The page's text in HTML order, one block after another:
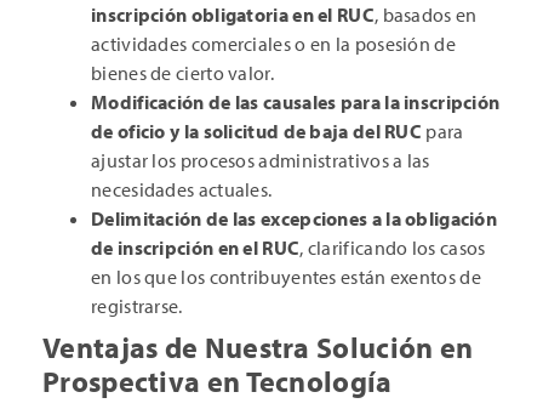
inscripción obligatoria en el RUC, basados en
actividades comerciales o en la posesión de
bienes de cierto valor.
Modificación de las causales para la inscripción
de oficio y la solicitud de baja del RUC para
ajustar los procesos administrativos a las
necesidades actuales.
Delimitación de las excepciones a la obligación
de inscripción en el RUC, clarificando los casos
en los que los contribuyentes están exentos de
registrarse.
Ventajas de Nuestra Solución en
Prospectiva en Tecnología